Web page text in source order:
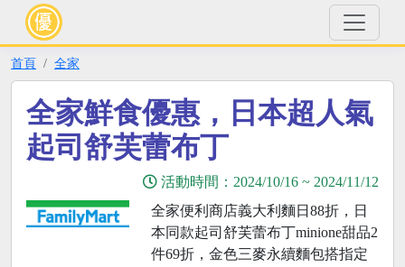
首頁 全家
全家鮮食優惠，日本超人氣
起司舒芙蕾布丁
活動時間： 2024/10/16 ~ 2024/11/12
全家便利商店義大利麵日88折，日
本同款起司舒芙蕾布丁minione甜品2
件69折，金色三麥永續麵包搭指定